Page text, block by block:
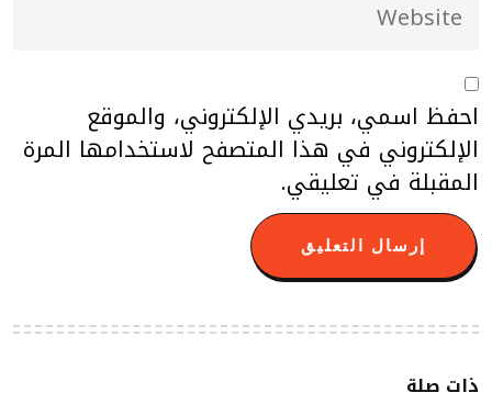
احفظ اسمي، بريدي الإلكتروني، والموقع
الإلكتروني في هذا المتصفح لاستخدامها المرة
المقبلة في تعليقي.
ذات صلة